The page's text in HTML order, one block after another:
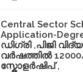
Central Sector
Application-
ഡിഗ്രി ,പിജി
വർഷത്തിൽ
സ്കോളർഷിപ് ,